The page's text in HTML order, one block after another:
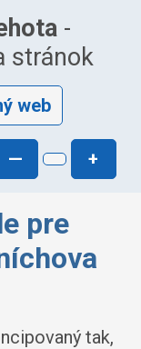
-
stránok
web
— +
pre
tak,